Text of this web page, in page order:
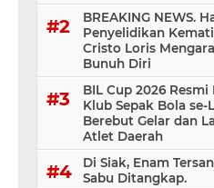
BREAKING NEWS.
Penyelidikan
Cristo Loris
Bunuh Diri
BIL Cup 2026
Klub Sepak Bola se-
Berebut Gelar dan
Atlet Daerah
Di Siak, Enam
Sabu Ditangkap.